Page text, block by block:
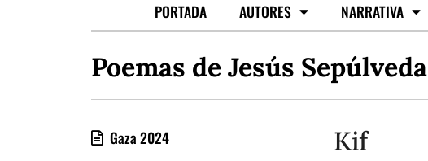
PORTADA AUTORES NARRATIVA
Poemas de Jesús Sepúlveda
Gaza 2024
Kif